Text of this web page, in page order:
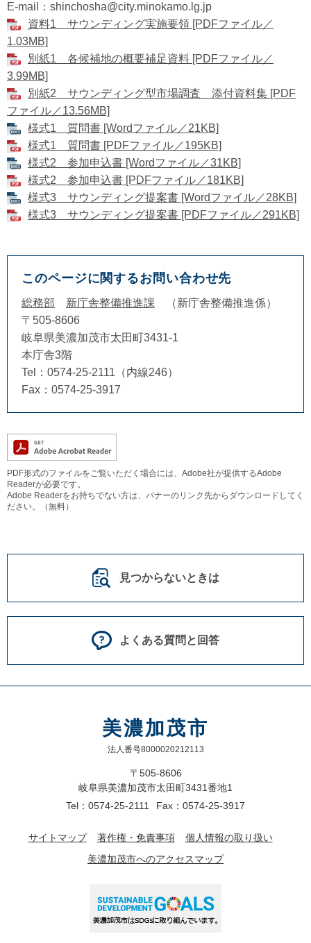
E-mail：shinchosha@city.minokamo.lg.jp
資料1 サウンディング実施要領 [PDFファイル／
1.03MB]
別紙1 各候補地の概要補足資料 [PDFファイル／
3.99MB]
別紙2 サウンディング型市場調査 添付資料集 [PDF
ファイル／13.56MB]
様式1 質問書 [Wordファイル／21KB]
様式1 質問書 [PDFファイル／195KB]
様式2 参加申込書 [Wordファイル／31KB]
様式2 参加申込書 [PDFファイル／181KB]
様式3 サウンディング提案書 [Wordファイル／28KB]
様式3 サウンディング提案書 [PDFファイル／291KB]
このページに関するお問い合わせ先
総務部 新庁舎整備推進課
新庁舎整備推進係
〒505-8606
岐阜県美濃加茂市太田町3431-1
本庁舎3階
Tel：0574-25-2111（内線246）
Fax：0574-25-3917
PDF形式のファイルをご覧いただく場合には、Adobe社が提供するAdobe
Readerが必要です。
Adobe Readerをお持ちでない方は、バナーのリンク先からダウンロードしてく
ださい。（無料）
見つからないときは
よくある質問と回答
美濃加茂市
法人番号8000020212113
〒505-8606
岐阜県美濃加茂市太田町3431番地1
Tel：0574-25-2111
Fax：0574-25-3917
サイトマップ 著作権・免責事項
個人情報の取り扱い
美濃加茂市へのアクセスマップ